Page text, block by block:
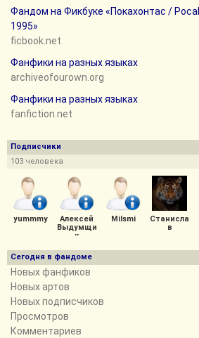
Фандом на Фикбуке «Покахонтас /
1995»
ficbook.net
Фанфики на разных языках
archiveofourown.org
Фанфики на разных языках
fanfiction.net
Подписчики
103 человека
yummmy
Алексей
Выдумщи
к
Milsmi
Станисла
в
Сегодня в фандоме
Новых фанфиков
Новых артов
Новых подписчиков
Просмотров
Комментариев